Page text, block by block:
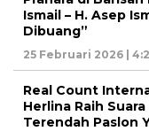
Ismail – H. Asep
Dibuang”
25 Februari 2026 |
Real Count
Herlina Raih
Terendah Paslon